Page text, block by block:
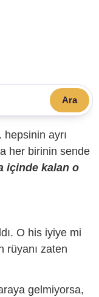
Ara
ayrı
her birinin sende
içinde kalan o
O his iyiye mi
rüyanı zaten
gelmiyorsa,